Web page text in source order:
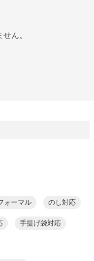
ん。
ォーマル のし対応
手提げ袋対応